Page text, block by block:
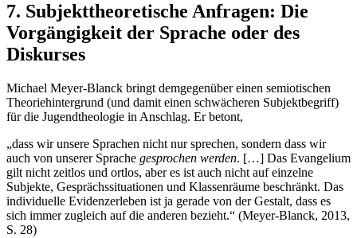
7. Subjekttheoretische Anfragen: Die
Vorgängigkeit der Sprache oder des
Diskurses
Michael Meyer-Blanck bringt demgegenüber einen semiotischen
Theoriehintergrund (und damit einen schwächeren Subjektbegriff)
für die Jugendtheologie in Anschlag. Er betont,
„dass wir unsere Sprachen nicht nur sprechen, sondern dass wir
auch von unserer Sprache gesprochen werden. […] Das Evangelium
gilt nicht zeitlos und ortlos, aber es ist auch nicht auf einzelne
Subjekte, Gesprächssituationen und Klassenräume beschränkt. Das
individuelle Evidenzerleben ist ja gerade von der Gestalt, dass es
sich immer zugleich auf die anderen bezieht.“ (Meyer-Blanck, 2013,
S. 28)